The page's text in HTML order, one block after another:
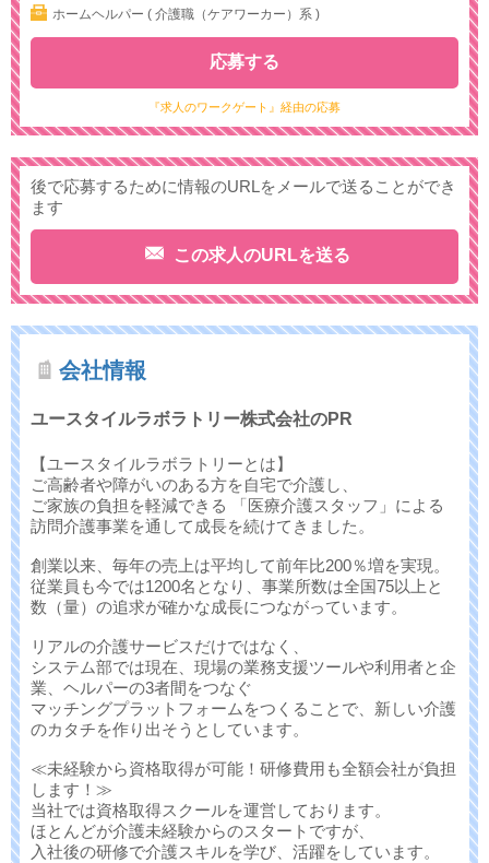
ホームヘルパー ( 介護職（ケアワーカー）系 )
『求人のワークゲート』経由の応募
応募する
後で応募するために情報のURLをメールで送ることができ
ます
この求人のURLを送る
会社情報
ユースタイルラボラトリー株式会社のPR
【ユースタイルラボラトリーとは】
ご高齢者や障がいのある方を自宅で介護し、
ご家族の負担を軽減できる 「医療介護スタッフ」による
訪問介護事業を通して成長を続けてきました。
創業以来、毎年の売上は平均して前年比200％増を実現。
従業員も今では1200名となり、事業所数は全国75以上と
数（量）の追求が確かな成長につながっています。
リアルの介護サービスだけではなく、
システム部では現在、現場の業務支援ツールや利用者と企
業、ヘルパーの3者間をつなぐ
マッチングプラットフォームをつくることで、新しい介護
のカタチを作り出そうとしています。
≪未経験から資格取得が可能！研修費用も全額会社が負担
します！≫
当社では資格取得スクールを運営しております。
ほとんどが介護未経験からのスタートですが、
入社後の研修で介護スキルを学び、活躍をしています。